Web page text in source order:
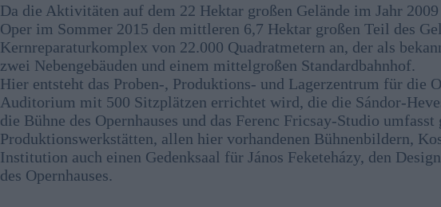
Da die Aktivitäten auf dem 22 Hektar großen Gelände im Jahr
Oper im Sommer 2015 den mittleren 6,7 Hektar großen Teil des
Kernreparaturkomplex von 22.000 Quadratmetern an, der als
zwei Nebengebäuden und einem mittelgroßen Standardbahnhof.
Hier entsteht das Proben-, Produktions- und Lagerzentrum für die
Auditorium mit 500 Sitzplätzen errichtet wird, die die Sándor-
die Bühne des Opernhauses und das Ferenc Fricsay-Studio
Produktionswerkstätten, allen hier vorhandenen Bühnenbildern,
Institution auch einen Gedenksaal für János Feketeházy, den
des Opernhauses.